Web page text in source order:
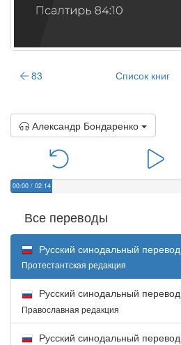
83 Список книг
Александр Бондаренко
00:00 / 02:14
Все переводы
Русский синодальный перевод
Протестантская редакция
Русский синодальный перевод
Православная редакция
Русский синодальный перевод